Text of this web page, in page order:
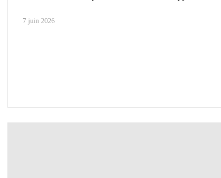
7 juin 2026